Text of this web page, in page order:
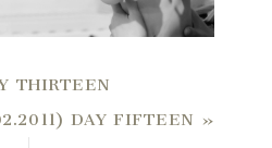
THIRTEEN
DAY FIFTEEN »